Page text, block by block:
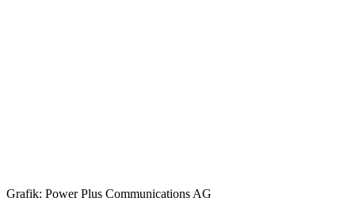
Grafik: Power Plus Communications AG